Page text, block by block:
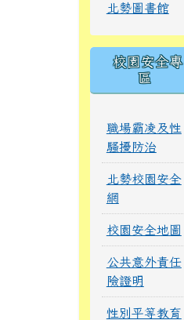
北勢圖書館
校園安全專
區
職場霸凌及性
騷擾防治
北勢校園安全
網
校園安全地圖
公共意外責任
險證明
性別平等教育